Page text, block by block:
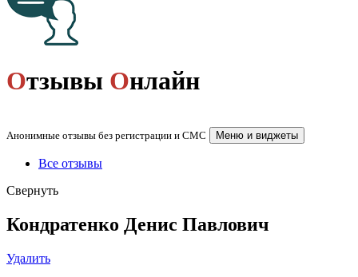
Отзывы Онлайн
Анонимные отзывы без регистрации и СМС Меню и виджеты
Все отзывы
Свернуть
Кондратенко Денис Павлович
Удалить